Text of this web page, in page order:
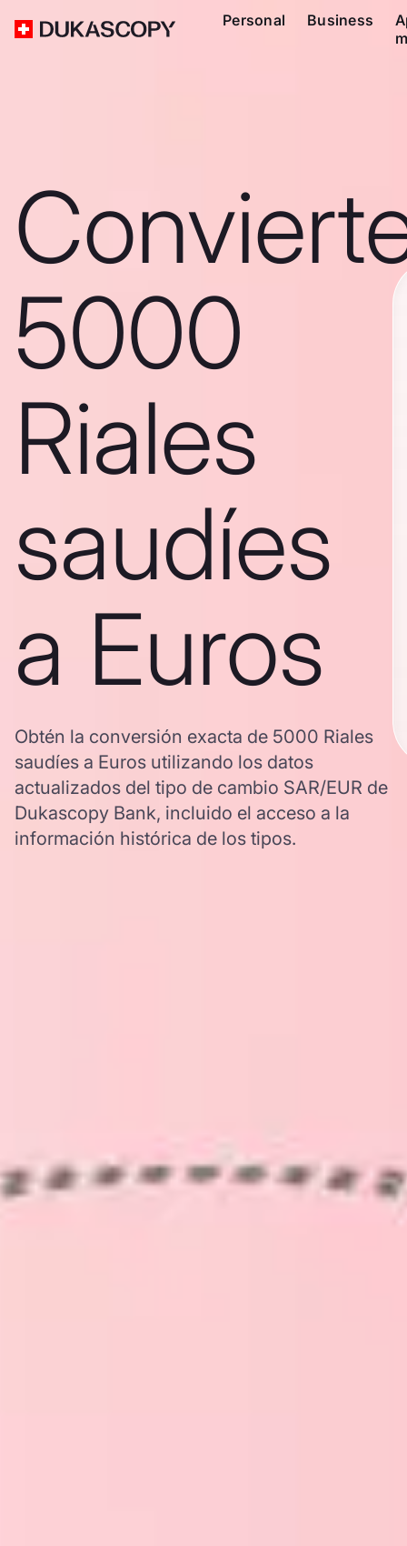
Personal Business
5000
Riales
saudíes
a Euros
Obtén la conversión exacta de 5000 Riales
saudíes a Euros utilizando los datos
actualizados del tipo de cambio SAR/EUR de
Dukascopy Bank, incluido el acceso a la
información histórica de los tipos.